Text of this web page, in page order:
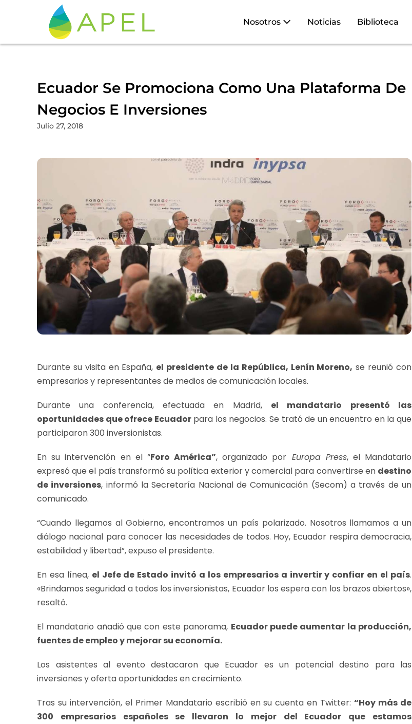
Nosotros Noticias Biblioteca
Ecuador Se Promociona Como Una Plataforma De
Negocios E Inversiones
Julio 27, 2018
Durante su visita en España, el presidente de la República, Lenín Moreno, se reunió con
empresarios y representantes de medios de comunicación locales.
Durante una conferencia, efectuada en Madrid, el mandatario presentó las
oportunidades que ofrece Ecuadorpara los negocios. Se trató de un encuentro en la que
participaron 300 inversionistas.
En su intervención en el “Foro América”, organizado por Europa Press, el Mandatario
expresó que el país transformó su política exterior y comercial para convertirse en destino
de inversiones, informó la Secretaría Nacional de Comunicación (Secom) a través de un
comunicado.
“Cuando llegamos al Gobierno, encontramos un país polarizado. Nosotros llamamos a un
diálogo nacional para conocer las necesidades de todos. Hoy, Ecuador respira democracia,
estabilidad y libertad”, expuso el presidente.
En esa línea, el Jefe de Estado invitó a los empresarios a invertir y confiar en el país.
«Brindamos seguridad a todos los inversionistas, Ecuador los espera con los brazos abiertos»,
resaltó.
El mandatario añadió que con este panorama, Ecuador puede aumentar la producción,
fuentes de empleo y mejorar su economía.
Los asistentes al evento destacaron que Ecuador es un potencial destino para las
inversiones y oferta oportunidades en crecimiento.
Tras su intervención, el Primer Mandatario escribió en su cuenta en Twitter:“Hoy más de
300 empresarios españoles se llevaron lo mejor del Ecuador que estamos